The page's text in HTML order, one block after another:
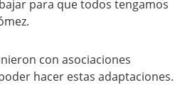
para que todos tengamos
con asociaciones
hacer estas adaptaciones.